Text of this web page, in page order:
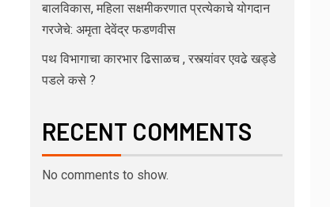
बालविकास, महिला सक्षमीकरणात प्रत्येकाचे योगदान
गरजेचे: अमृता देवेंद्र फडणवीस
पथ विभागाचा कारभार ढिसाळच , रस्त्यांवर एवढे खड्डे
पडले कसे ?
RECENT COMMENTS
No comments to show.